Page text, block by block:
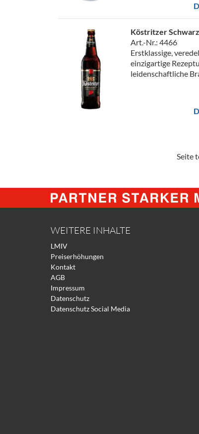
Köstritzer
Art.-Nr.: 4466
Erstklassige,
einzigartige
leidenschaftliche
Seite
WEITERE INHALTE
LMIV
Preiserhöhungen
Kontakt
AGB
Impressum
Datenschutz
Datenschutz Social Media